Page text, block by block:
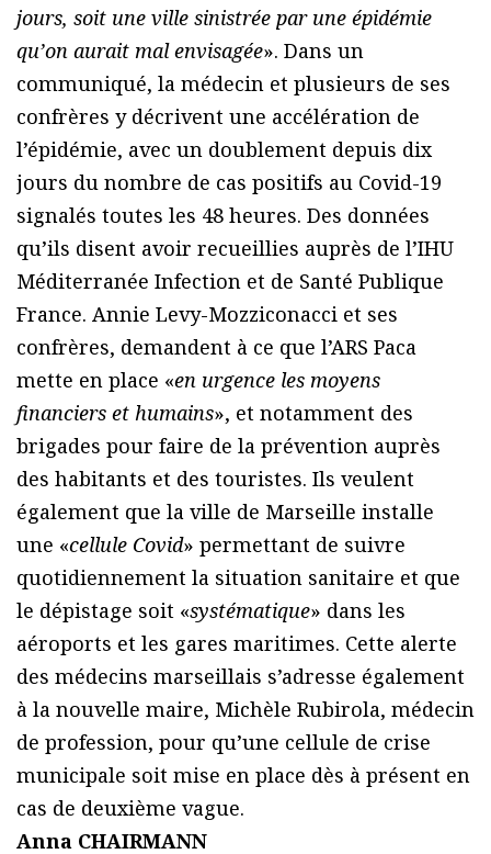
jours, soit une ville sinistrée par une épidémie
qu’on aurait mal envisagée». Dans un
communiqué, la médecin et plusieurs de ses
confrères y décrivent une accélération de
l’épidémie, avec un doublement depuis dix
jours du nombre de cas positifs au Covid-19
signalés toutes les 48 heures. Des données
qu’ils disent avoir recueillies auprès de l’IHU
Méditerranée Infection et de Santé Publique
France. Annie Levy-Mozziconacci et ses
confrères, demandent à ce que l’ARS Paca
mette en place «en urgence les moyens
financiers et humains», et notamment des
brigades pour faire de la prévention auprès
des habitants et des touristes. Ils veulent
également que la ville de Marseille installe
une «cellule Covid» permettant de suivre
quotidiennement la situation sanitaire et que
le dépistage soit «systématique» dans les
aéroports et les gares maritimes. Cette alerte
des médecins marseillais s’adresse également
à la nouvelle maire, Michèle Rubirola, médecin
de profession, pour qu’une cellule de crise
municipale soit mise en place dès à présent en
cas de deuxième vague.
Anna CHAIRMANN